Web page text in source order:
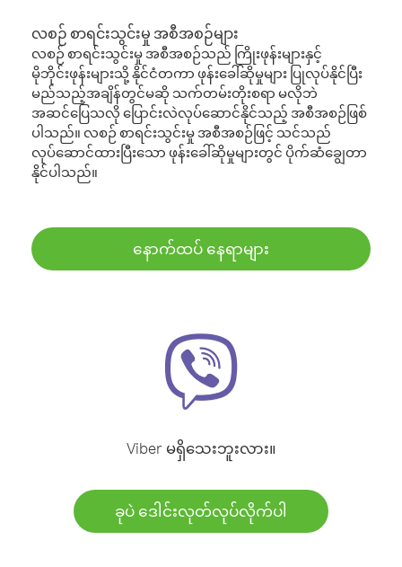
လစဉ် စာရင်းသွင်းမှု အစီအစဉ်များ
လစဉ် စာရင်းသွင်းမှု အစီအစဉ်သည် ကြိုးဖုန်းများနှင့်
မိုဘိုင်းဖုန်းများသို့ နိုင်ငံတကာ ဖုန်းခေါ်ဆိုမှုများ ပြုလုပ်နိုင်ပြီး
မည်သည့်အချိန်တွင်မဆို သက်တမ်းတိုးစရာ မလိုဘဲ
အဆင်ပြေသလို ပြောင်းလဲလုပ်ဆောင်နိုင်သည့် အစီအစဉ်ဖြစ်
ပါသည်။ လစဉ် စာရင်းသွင်းမှု အစီအစဉ်ဖြင့် သင်သည်
လုပ်ဆောင်ထားပြီးသော ဖုန်းခေါ်ဆိုမှုများတွင် ပိုက်ဆံချွေတာ
နိုင်ပါသည်။
နောက်ထပ် နေရာများ
Viber မရှိသေးဘူးလား။
ခုပဲ ဒေါင်းလုတ်လုပ်လိုက်ပါ